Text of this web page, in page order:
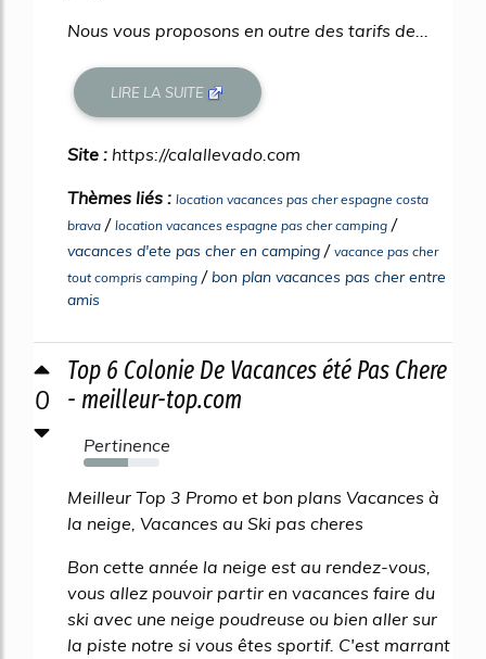
Nous vous proposons en outre des tarifs de...
LIRE LA SUITE
Site : https://calallevado.com
Thèmes liés : location vacances pas cher espagne costa
brava / location vacances espagne pas cher camping /
vacances d'ete pas cher en camping / vacance pas cher
tout compris camping /bon plan vacances pas cher entre
amis
0
Top 6 Colonie De Vacances été Pas Chere
- meilleur-top.com
Pertinence
58%
Meilleur Top 3 Promo et bon plans Vacances à
la neige, Vacances au Ski pas cheres
Bon cette année la neige est au rendez-vous,
vous allez pouvoir partir en vacances faire du
ski avec une neige poudreuse ou bien aller sur
la piste notre si vous êtes sportif. C'est marrant